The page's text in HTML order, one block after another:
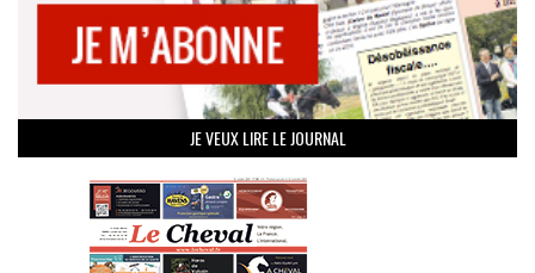
JE VEUX LIRE LE JOURNAL